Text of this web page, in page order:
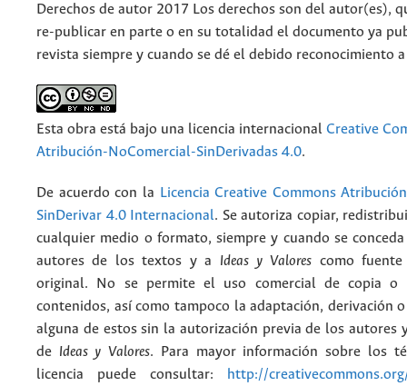
Derechos de autor 2017 Los derechos son del autor(es),
re-publicar en parte o en su totalidad el documento ya
revista siempre y cuando se dé el debido reconocimiento
Esta obra está bajo una licencia internacional Creative
Atribución-NoComercial-SinDerivadas 4.0.
De acuerdo con la Licencia Creative Commons
SinDerivar 4.0 Internacional. Se autoriza copiar,
cualquier medio o formato, siempre y cuando se
autores de los textos y a Ideas y Valores como
original. No se permite el uso comercial de copia o
contenidos, así como tampoco la adaptación, derivación
alguna de estos sin la autorización previa de los autores
de Ideas y Valores. Para mayor información sobre los
licencia puede consultar:
http://